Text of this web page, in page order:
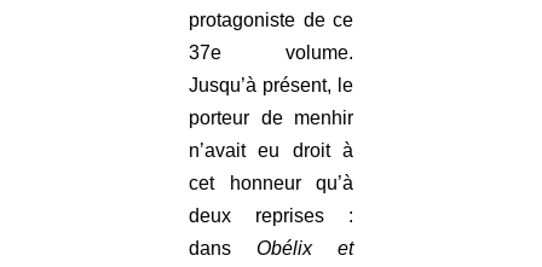
protagoniste de ce
37e volume.
Jusqu’à présent, le
porteur de menhir
n’avait eu droit à
cet honneur qu’à
deux reprises :
dans Obélix et